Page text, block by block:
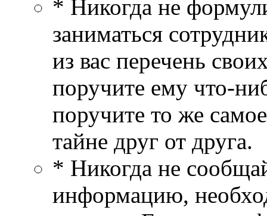
* Никогда не
заниматься
из вас перечень
поручите ему что-
поручите то же
тайне друг от друга.
* Никогда не
информацию,